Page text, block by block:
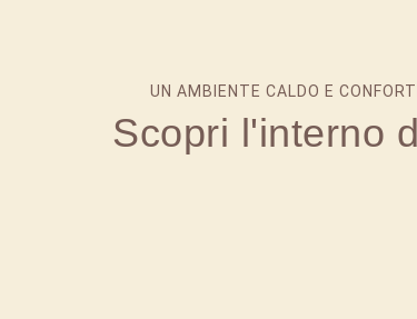
UN AMBIENTE CALDO E
Scopri l'interno